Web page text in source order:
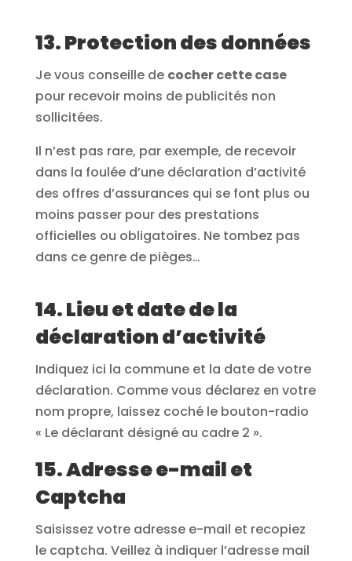
13. Protection des données
Je vous conseille de cocher cette case
pour recevoir moins de publicités non
sollicitées.
Il n’est pas rare, par exemple, de recevoir
dans la foulée d’une déclaration d’activité
des offres d’assurances qui se font plus ou
moins passer pour des prestations
officielles ou obligatoires. Ne tombez pas
dans ce genre de pièges…
14. Lieu et date de la
déclaration d’activité
Indiquez ici la commune et la date de votre
déclaration. Comme vous déclarez en votre
nom propre, laissez coché le bouton-radio
« Le déclarant désigné au cadre 2 ».
15. Adresse e-mail et
Captcha
Saisissez votre adresse e-mail et recopiez
le captcha. Veillez à indiquer l’adresse mail